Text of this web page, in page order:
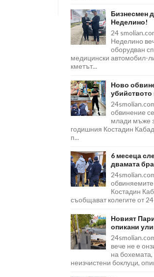
Бизнесмен
Неделино!
24
Неделино
оборудван
медицински автомобил-
кметът...
Ново
обвинение
млади мъже
годишния Костадин
п...
6 месеца
двамата
обвиняемите
Костадин
съобщават колегите от
Новият
опикани
вече не е
на бохемата,
неизчистени боклуци,